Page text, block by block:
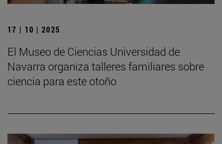
17 | 10 | 2025
El Museo de Ciencias Universidad de
Navarra organiza talleres familiares sobre
ciencia para este otoño